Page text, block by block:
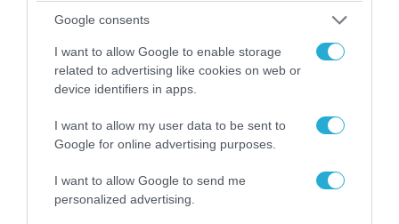
Google consents
I want to allow Google to enable storage
related to advertising like cookies on web or
device identifiers in apps.
I want to allow my user data to be sent to
Google for online advertising purposes.
I want to allow Google to send me
personalized advertising.
09.08.2026 | 12:02
Τουρκίας-Σ.Αραβίας – Το παράδοξο των
ελληνικών Patriot στην περιοχή